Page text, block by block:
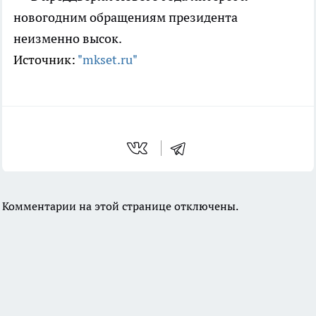
новогодним обращениям президента
неизменно высок.
Источник: "mkset.ru"
Комментарии на этой странице отключены.